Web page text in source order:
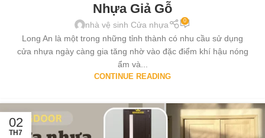
Nhựa Giả Gỗ
nhà vệ sinh Cửa nhựa 0
Long An là một trong những tỉnh thành có nhu cầu sử dụng
cửa nhựa ngày càng gia tăng nhờ vào đặc điểm khí hậu nóng
ẩm và...
CONTINUE READING
02
TH7